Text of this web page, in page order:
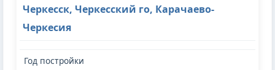
Черкесск, Черкесский го, Карачаево-
Черкесия